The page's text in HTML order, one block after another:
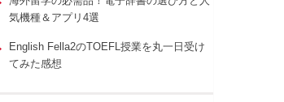
気機種＆アプリ4選
English Fella2のTOEFL授業を丸一日受け
てみた感想